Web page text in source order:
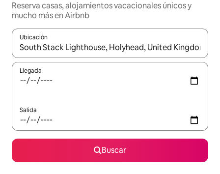
Reserva casas, alojamientos vacacionales únicos y
mucho más en Airbnb
Ubicación
Cuando los resultados estén disponibles, podrás navegar
Llegada
Salida
Buscar